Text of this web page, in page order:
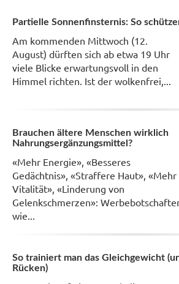
Partielle Sonnenfinsternis: So
Am kommenden Mittwoch (12.
August) dürften sich ab etwa 19 Uhr
viele Blicke erwartungsvoll in den
Himmel richten. Ist der wolkenfrei,...
Brauchen ältere Menschen wirklich
Nahrungsergänzungsmittel?
«Mehr Energie», «Besseres
Gedächtnis», «Straffere Haut», «Mehr
Vitalität», «Linderung von
Gelenkschmerzen»:
wie...
So trainiert man das Gleichgewicht
Rücken)